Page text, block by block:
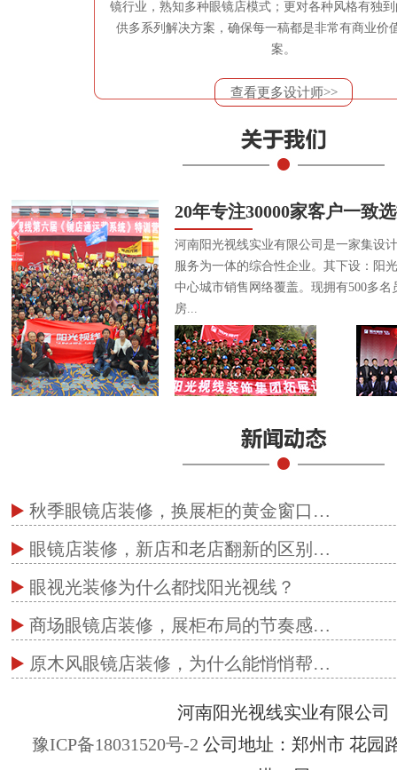
镜行业，熟知多种眼镜店模式；更对各种风格有独
供多系列解决方案，确保每一稿都是非常有商业价
案。
查看更多设计师>>
20年专注30000家客户一致
河南阳光视线实业有限公司是一家集设
服务为一体的综合性企业。其下设：阳
中心城市销售网络覆盖。现拥有500多
房...
秋季眼镜店装修，换展柜的黄金窗口…
眼镜店装修，新店和老店翻新的区别…
眼视光装修为什么都找阳光视线？
商场眼镜店装修，展柜布局的节奏感…
原木风眼镜店装修，为什么能悄悄帮…
河南阳光视线实业有限公司
豫ICP备18031520号-2 公司地址：郑州市 花园